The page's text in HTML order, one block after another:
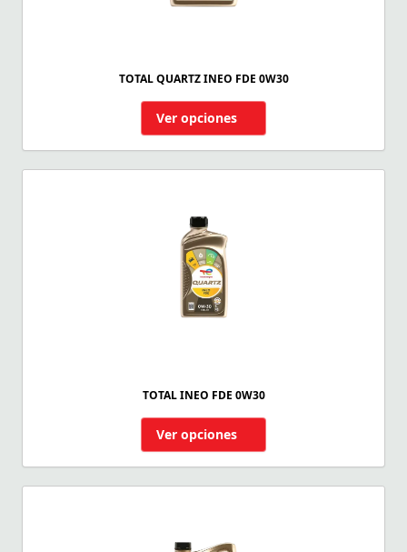
TOTAL QUARTZ INEO FDE 0W30
Ver opciones
TOTAL INEO FDE 0W30
Ver opciones